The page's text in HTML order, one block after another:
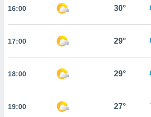
ao
todos os
CONTINUAR
16:00 30°
17:00 29°
18:00 29°
19:00 27°